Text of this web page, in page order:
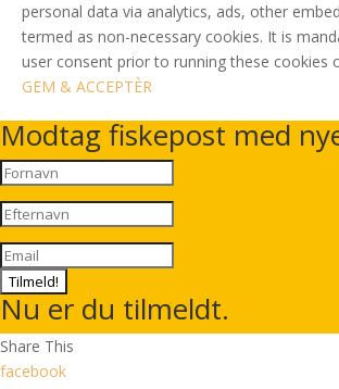
personal data via analytics, ads, other
termed as non-necessary cookies. It is
user consent prior to running these cookies
GEM & ACCEPTÈR
Modtag fiskepost med
Tilmeld!
Nu er du tilmeldt.
Share This
facebook